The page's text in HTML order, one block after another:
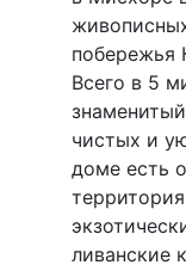
побережья
Всего в 5
чистых и
доме есть
ливанские